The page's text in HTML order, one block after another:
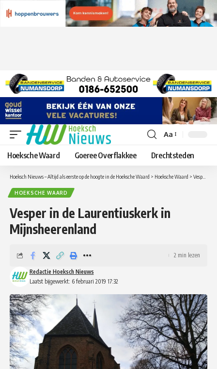
Lettergrootte
aanpassen
Aa
Hoeksche Waard Goeree Overflakkee Drechtsteden
Hoeksch Nieuws – Altijd als eerste op de hoogte in de Hoeksche Waard > Hoeksche Waard > Vesper in de Laurentiuskerk in Mijnsheerenland
HOEKSCHE WAARD
Vesper in de Laurentiuskerk in
Mijnsheerenland
Laatst bijgewerkt: 6 februari 2019 17:32
Redactie Hoeksch Nieuws
2 min lezen